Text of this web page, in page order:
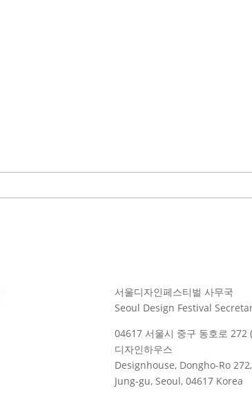
서울디자인페스티벌 사무국
Seoul Design Festival
04617 서울시 중구 동호로 272
디자인하우스
Designhouse, Dongho-Ro 272,
Jung-gu, Seoul, 04617 Korea